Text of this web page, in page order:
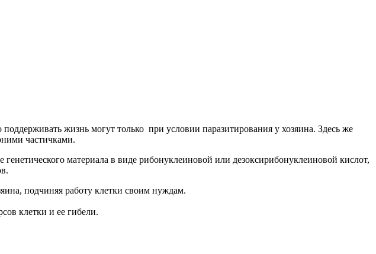
жизнь могут только при условии паразитирования у хозяина. Здесь же
частичками.
материала в виде рибонуклеиновой или дезоксирибонуклеиновой кислот,
подчиняя работу клетки своим нуждам.
клетки и ее гибели.